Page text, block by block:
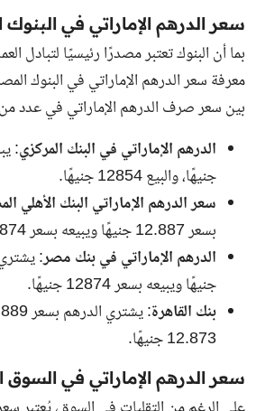
سعر الدرهم الإماراتي في
بما أن البنوك تعتبر مصدرًا رئيسيًا لتبادل
معرفة سعر الدرهم الإماراتي في البنوك
بين سعر صرف الدرهم الإماراتي في عدد من
الدرهم الإماراتي في البنك المركزي
جنيهًا، والبيع 12854 جنيهًا.
سعر الدرهم الإماراتي البنك الأهلي
بسعر 12.887 جنيهًا ويبيعه بسعر 12.874 جنيهًا.
الدرهم الإماراتي في بنك مصر
جنيهًا ويبيعه بسعر 12874 جنيهًا.
بنك القاهرة
12.873 جنيهًا.
سعر الدرهم الإماراتي في السوق